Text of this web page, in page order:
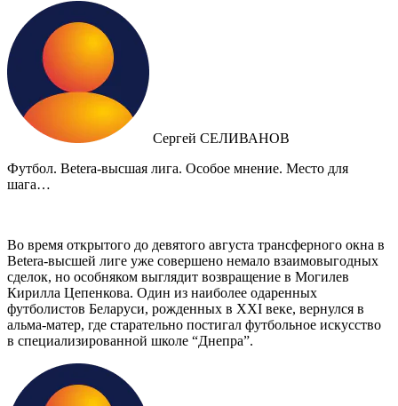
Сергей СЕЛИВАНОВ
Футбол. Betera-высшая лига. Особое мнение. Место для
шага…
Во время открытого до девятого августа трансферного окна в
Betera-высшей лиге уже совершено немало взаимовыгодных
сделок, но особняком выглядит возвращение в Могилев
Кирилла Цепенкова. Один из наиболее одаренных
футболистов Беларуси, рожденных в XXI веке, вернулся в
альма-матер, где старательно постигал футбольное искусство
в специализированной школе “Днепра”.